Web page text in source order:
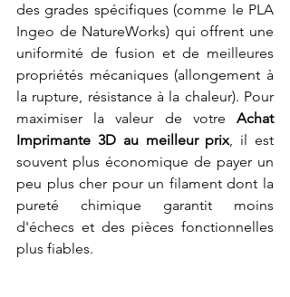
des grades spécifiques (comme le PLA
Ingeo de NatureWorks) qui offrent une
uniformité de fusion et de meilleures
propriétés mécaniques (allongement à
la rupture, résistance à la chaleur). Pour
maximiser la valeur de votre Achat
Imprimante 3D au meilleur prix, il est
souvent plus économique de payer un
peu plus cher pour un filament dont la
pureté chimique garantit moins
d'échecs et des pièces fonctionnelles
plus fiables.